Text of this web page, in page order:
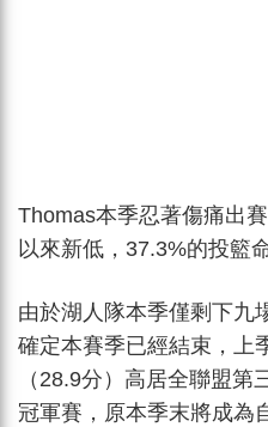
Thomas本季忍著傷痛出
以來新低，37.3%的投籃
由於湖人隊本季僅剩下九
確定本賽季已經結束，上
（28.9分）高居全聯盟
冠軍賽，原本季末將成為